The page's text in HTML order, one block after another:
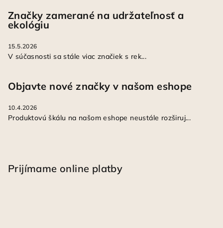
Značky zamerané na udržateľnosť a
ekológiu
15.5.2026
V súčasnosti sa stále viac značiek s rek...
Objavte nové značky v našom eshope
10.4.2026
Produktovú škálu na našom eshope neustále rozširuj...
Prijímame online platby